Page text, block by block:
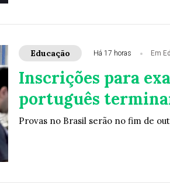
Educação Há 17 horas Em
Inscrições para
português
Provas no Brasil serão no fim de